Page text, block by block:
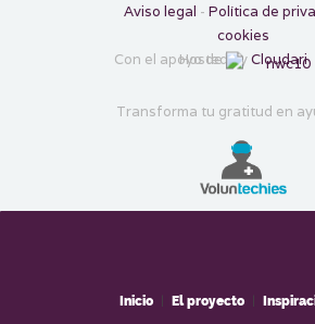
Aviso legal - Política de
cookies
Hosted byCloudari
Con el apoyo de
Transforma tu gratitud en
Inicio El proyecto